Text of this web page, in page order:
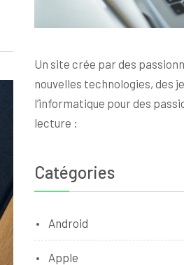
Un site crée par des
nouvelles technologies, des
l’informatique pour des
lecture :
Catégories
Android
Apple